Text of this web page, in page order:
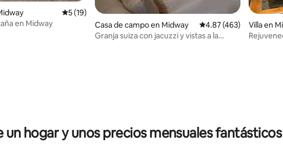
12 reseñas
Calificación promedio: 5 de 5, 19 reseñas
5 (19)
en Midway
Casa de campo en Midway Calificación promedio:
4.87 (463)
Granja suiza con jacuzzi y vistas a la
Villa en
un hogar y unos precios mensuales fantásticos